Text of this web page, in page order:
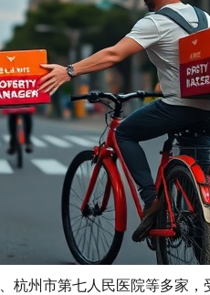
杭州市第七人民医院等多家，